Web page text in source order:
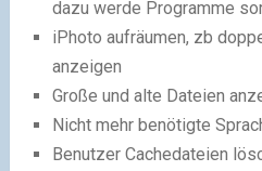
dazu werde Programme
iPhoto aufräumen, zb
anzeigen
Große und alte Dateien
Nicht mehr benötigte
Benutzer Cachedateien